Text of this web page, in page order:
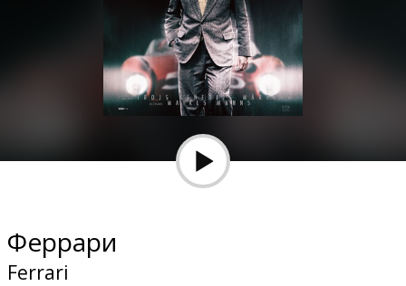
Подарки
Клуб
Феррари
Ferrari